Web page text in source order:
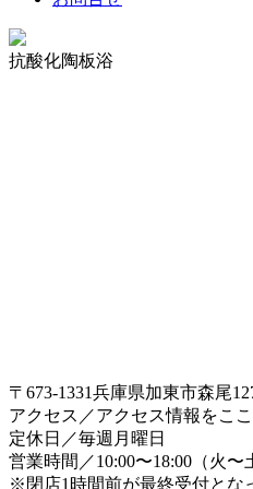
抗酸化陶板浴
〒673-1331兵庫県加東市森尾
アクセス／アクセス情報をこ
定休日／毎週月曜日
営業時間／10:00〜18:00（火
※閉店1時間前が最終受付とな